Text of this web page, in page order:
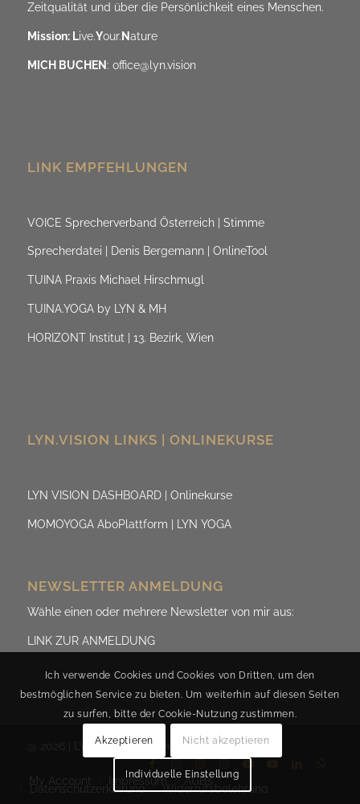
Zeitqualität und über die Persönlichkeit eines Menschen.
Mission: Live.Your. Nature
MICH BUCHEN : office@lyn.vision
LINK EMPFEHLUNGEN
VOICE Sprecherverband Österreich | Stimme
Sprecherdatei | Denis Bergemann | OnlineTool
TUINA Praxis Michael Hirschmugl
TUINA.YOGA by LYN & MH
HORIZONT Institut | 13. Bezirk, Wien
LYN.VISION LINKS | ONLINEKURSE
LYN VISION DASHBOARD | Onlinekurse
MOMOYOGA AboPlattform | LYN YOGA
NEWSLETTER ANMELDUNG
Wähle einen oder mehrere Newsletter von mir aus:
LINK ZUR ANMELDUNG
@ 2026 | LYN.ViSION by Evelyn Fischereder
My Account Impressum AGB’s
Datenschutzerklärung Widerrufsbelehrung
Ich verwende Cookies und Cookies von Dritten, um den
bestmöglichen Service zu bieten. Um weiterhin auf diesen Seiten
zu surfen, bitte der Cookie-Nutzung zustimmen.
Akzeptieren Nicht akzeptieren
Individuelle Einstellung